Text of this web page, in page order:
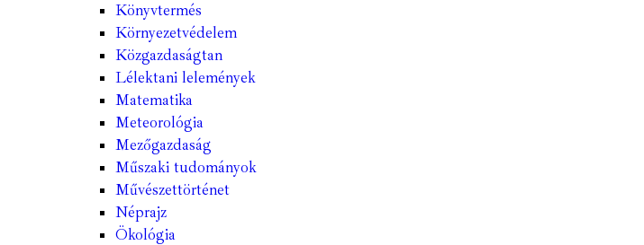
Könyvtermés
Környezetvédelem
Közgazdaságtan
Lélektani lelemények
Matematika
Meteorológia
Mezőgazdaság
Műszaki tudományok
Művészettörténet
Néprajz
Ökológia